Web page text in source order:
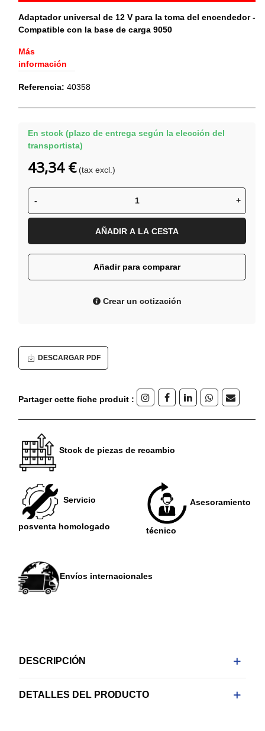
Adaptador universal de 12 V para la toma del encendedor -
Compatible con la base de carga 9050
Más
información
Referencia: 40358
En stock (plazo de entrega según la elección del
transportista)
- +
AÑADIR A LA CESTA
Añadir para comparar
Crear un cotización
43,34 € (tax excl.)
DESCARGAR PDF
Partager cette fiche produit :
Stock de piezas de recambio
Servicio
posventa homologado
Asesoramiento
técnico
Envíos internacionales
DESCRIPCIÓN
DETALLES DEL PRODUCTO